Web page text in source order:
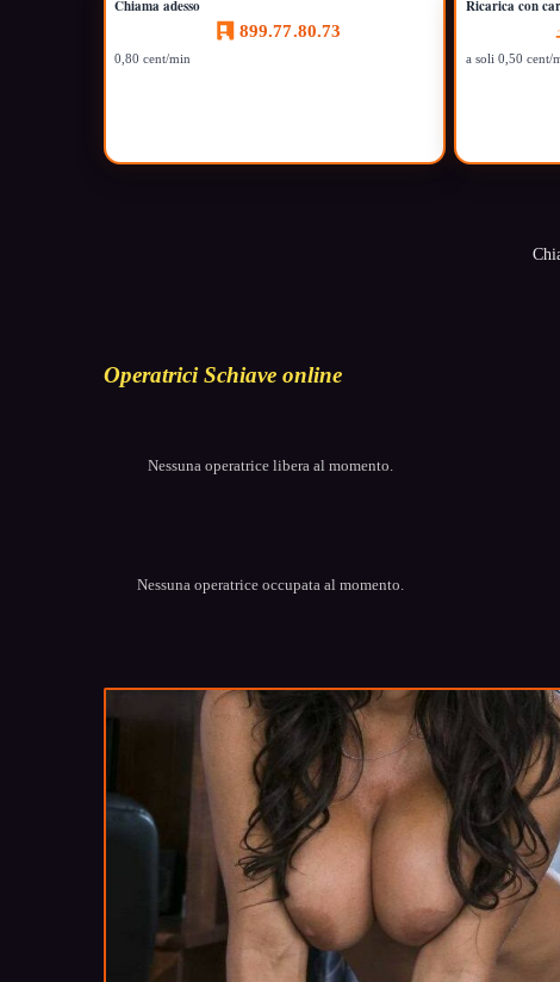
Chiama adesso
899.77.80.73
0,80 cent/min
Ricarica con
a soli 0,50 cent/
Operatrici Schiave online
Nessuna operatrice libera al momento.
Nessuna operatrice occupata al momento.